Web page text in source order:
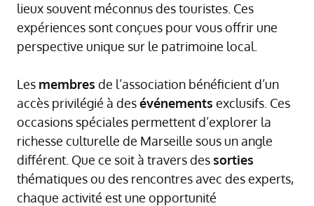
lieux souvent méconnus des touristes. Ces
expériences sont conçues pour vous offrir une
perspective unique sur le patrimoine local.
Les membres de l’association bénéficient d’un
accès privilégié à desévénements exclusifs. Ces
occasions spéciales permettent d’explorer la
richesse culturelle de Marseille sous un angle
différent. Que ce soit à travers des sorties
thématiques ou des rencontres avec des experts,
chaque activité est une opportunité